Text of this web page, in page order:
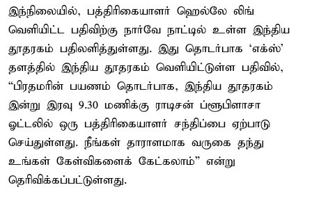
இந்நிலையில், பத்திரிகையாளர் ஹெல்லே லிங்
வெளியிட்ட பதிவிற்கு நார்வே நாட்டில் உள்ள இந்திய
தூதரகம் பதிலளித்துள்ளது. இது தொடர்பாக ‘எக்ஸ்’
தளத்தில் இந்திய தூதரகம் வெளியிட்டுள்ள பதிவில்,
“பிரதமரின் பயணம் தொடர்பாக, இந்திய தூதரகம்
இன்று இரவு 9.30 மணிக்கு ராடிசன் ப்ளூபிளாசா
ஓட்டலில் ஒரு பத்திரிகையாளர் சந்திப்பை ஏற்பாடு
செய்துள்ளது. நீங்கள் தாராளமாக வருகை தந்து
உங்கள் கேள்விகளைக் கேட்கலாம்” என்று
தெரிவிக்கப்பட்டுள்ளது.